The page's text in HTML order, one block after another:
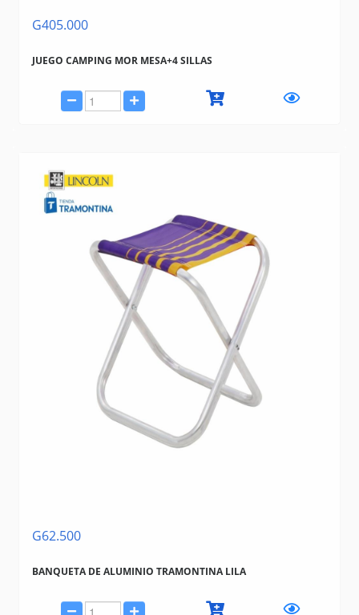
G405.000
JUEGO CAMPING MOR MESA+4 SILLAS
G62.500
BANQUETA DE ALUMINIO TRAMONTINA LILA